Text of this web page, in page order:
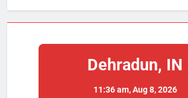
Dehradun, IN
11:36 am,Aug 8, 2026